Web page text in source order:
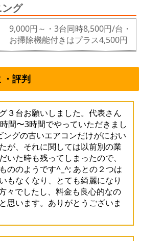
グ
9,000円～・3台同時8,500円/台・
お掃除機能付きはプラス4,500円
・評判
３台お願いしました。代表さん
間〜3時間でやっていただきまし
グの古いエアコンだけがにおい
が、それに関しては以前別の業
いた時も残ってしまったので、
ののようです^_^; あとの２つは
もなくなり、とても綺麗になり
々でしたし、料金も良心的なの
思います。ありがとうございま